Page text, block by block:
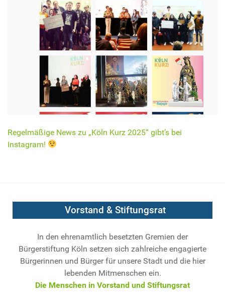
Regelmäßige News zu „Köln Kurz 2025“ gibt’s bei
Instagram!
Vorstand & Stiftungsrat
In den ehrenamtlich besetzten Gremien der
Bürgerstiftung Köln setzen sich zahlreiche engagierte
Bürgerinnen und Bürger für unsere Stadt und die hier
lebenden Mitmenschen ein.
Die Menschen in Vorstand und Stiftungsrat